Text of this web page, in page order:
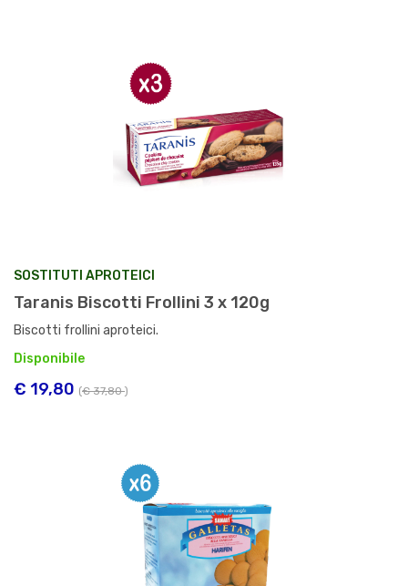
SOSTITUTI APROTEICI
Taranis Biscotti Frollini 3 x 120g
Biscotti frollini aproteici.
Disponibile
€ 19,80 (€ 37,80)